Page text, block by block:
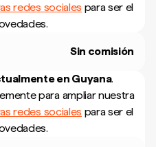
redes sociales para ser el
Sin comisión
en Guyana.
para ampliar nuestra
redes sociales para ser el